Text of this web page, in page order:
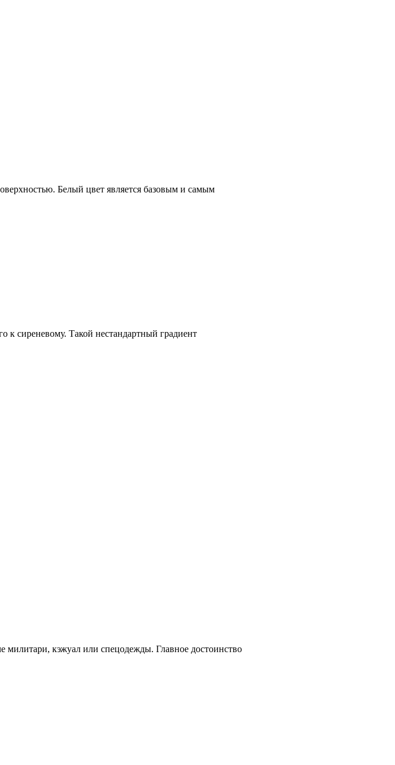
Белый цвет является базовым и самым
сиреневому. Такой нестандартный градиент
кэжуал или спецодежды. Главное достоинство